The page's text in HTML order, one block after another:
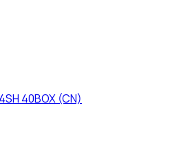
40BOX (CN)